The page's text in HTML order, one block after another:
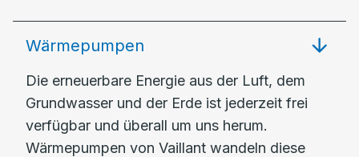
Wärmepumpen
Die erneuerbare Energie aus der Luft, dem
Grundwasser und der Erde ist jederzeit frei
verfügbar und überall um uns herum.
Wärmepumpen von Vaillant wandeln diese